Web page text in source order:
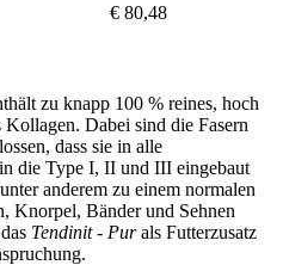
€ 80,48
zu knapp 100 % reines, hoch
Kollagen. Dabei sind die Fasern
dass sie in alle
die Type I, II und III eingebaut
anderem zu einem normalen
Knorpel, Bänder und Sehnen
Tendinit - Purals Futterzusatz